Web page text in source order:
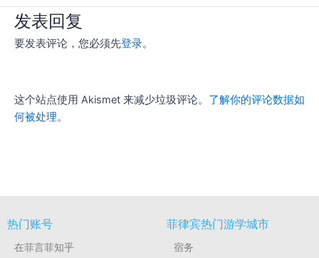
发表回复
要发表评论，您必须先登录。
这个站点使用 Akismet 来减少垃圾评论。 了解你的评论数据如
何被处理。
热门账号
在菲言菲知乎
菲律宾热门游学城市
宿务